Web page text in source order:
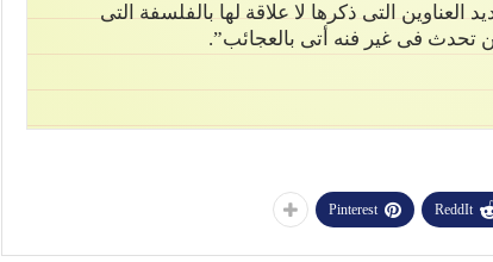
التى ذكرها لا علاقة لها بالفلسفة التى
تحدث فى غير فنه أتى بالعجائب”.
ReddIt
Pinterest